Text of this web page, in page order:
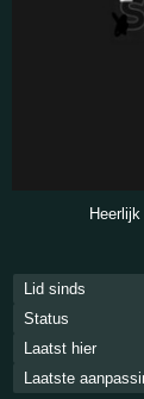
Lid sinds
Status
Laatst hier
Laatste